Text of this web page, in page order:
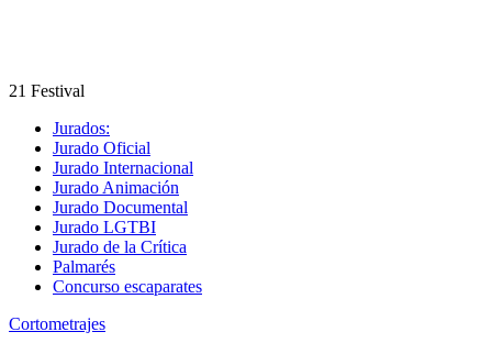
21 Festival
Jurados:
Jurado Oficial
Jurado Internacional
Jurado Animación
Jurado Documental
Jurado LGTBI
Jurado de la Crítica
Palmarés
Concurso escaparates
Cortometrajes